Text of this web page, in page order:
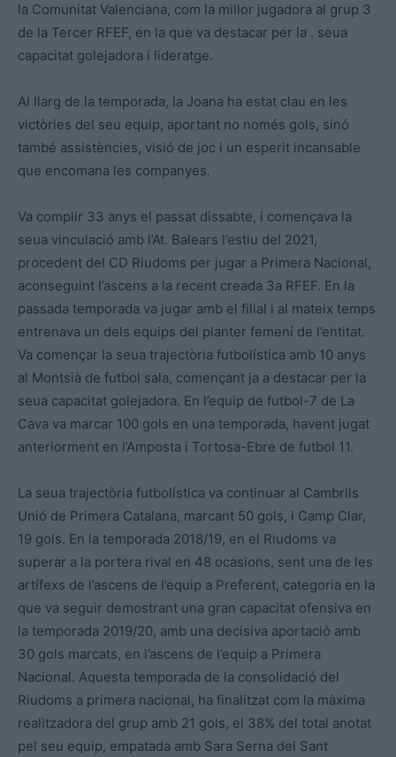
la Comunitat Valenciana, com la millor jugadora al grup 3
de la Tercer RFEF, en la que va destacar per la . seua
capacitat golejadora i lideratge.
Al llarg de la temporada, la Joana ha estat clau en les
victòries del seu equip, aportant no només gols, sinó
també assistències, visió de joc i un esperit incansable
que encomana les companyes.
Va complir 33 anys el passat dissabte, i començava la
seua vinculació amb l’At. Balears l’estiu del 2021,
procedent del CD Riudoms per jugar a Primera Nacional,
aconseguint l’ascens a la recent creada 3a RFEF. En la
passada temporada va jugar amb el filial i al mateix temps
entrenava un dels equips del planter femení de l’entitat.
Va començar la seua trajectòria futbolística amb 10 anys
al Montsià de futbol sala, començant ja a destacar per la
seua capacitat golejadora. En l’equip de futbol-7 de La
Cava va marcar 100 gols en una temporada, havent jugat
anteriorment en l’Amposta i Tortosa-Ebre de futbol 11.
La seua trajectòria futbolística va continuar al Cambrils
Unió de Primera Catalana, marcant 50 gols, i Camp Clar,
19 gols. En la temporada 2018/19, en el Riudoms va
superar a la portera rival en 48 ocasions, sent una de les
artífexs de l’ascens de l’equip a Preferent, categoria en la
que va seguir demostrant una gran capacitat ofensiva en
la temporada 2019/20, amb una decisiva aportació amb
30 gols marcats, en l’ascens de l’equip a Primera
Nacional. Aquesta temporada de la consolidació del
Riudoms a primera nacional, ha finalitzat com la màxima
realitzadora del grup amb 21 gols, el 38% del total anotat
pel seu equip, empatada amb Sara Serna del Sant